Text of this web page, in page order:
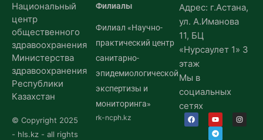
Национальный
центр
общественного
здравоохранения
Министерства
здравоохранения
Республики
Казахстан
© Copyright 2025
- hls.kz - all rights
Филиалы
Филиал «Научно-
практический центр
санитарно-
эпидемиологической
экспертизы и
мониторинга»
rk-ncph.kz
Адрес: г.Астана,
ул. А.Иманова
11, БЦ
«Нурсаулет 1» 3
этаж
Мы в
социальных
сетях